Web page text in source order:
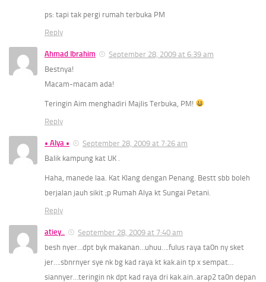
ps: tapi tak pergi rumah terbuka PM
Reply
Ahmad Ibrahim
September 28, 2009 at 6:39 am
Bestnya!
Macam-macam ada!
Teringin Aim menghadiri Majlis Terbuka, PM!
Reply
• Alya •
September 28, 2009 at 7:26 am
Balik kampung kat UK .
Haha, manede laa. Kat Klang dengan Penang. Bestt sbb boleh
berjalan jauh sikit ;p Rumah Alya kt Sungai Petani.
Reply
atiey..
September 28, 2009 at 7:40 am
besh nyer…dpt byk makanan…uhuu….fulus raya ta0n ny sket
jer….sbnrnyer sye nk bg kad raya kt kak.ain tp x sempat…
siannyer…teringin nk dpt kad raya dri kak.ain..arap2 ta0n depan